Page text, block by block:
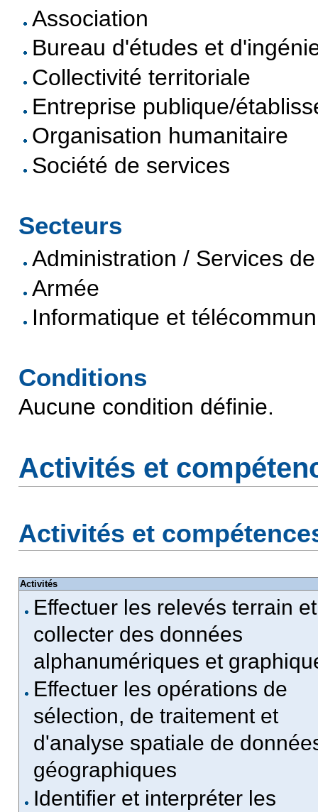
Association
Bureau d'études et
Collectivité territoriale
Entreprise publique/
Organisation humanitaire
Société de services
Secteurs
Administration / Services
Armée
Informatique et
Conditions
Aucune condition définie.
Activités et
Activités et
Activités
Effectuer les relevés terrain et
collecter des données
alphanumériques et
Effectuer les opérations de
sélection, de traitement et
d'analyse spatiale de
géographiques
Identifier et interpréter les